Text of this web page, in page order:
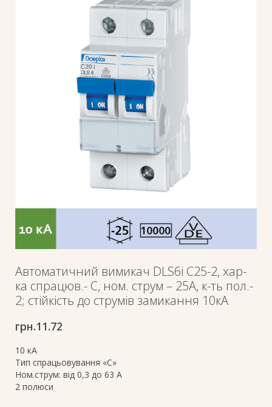
Автоматичний вимикач DLS6i C25-2, хар-
ка спрацюв.- C, ном. струм – 25А, к-ть пол.-
2; стійкість до струмів замикання 10кА
грн.11.72
10 кА
Тип спрацьовування «C»
Ном.струм: від 0,3 до 63 А
2 полюси